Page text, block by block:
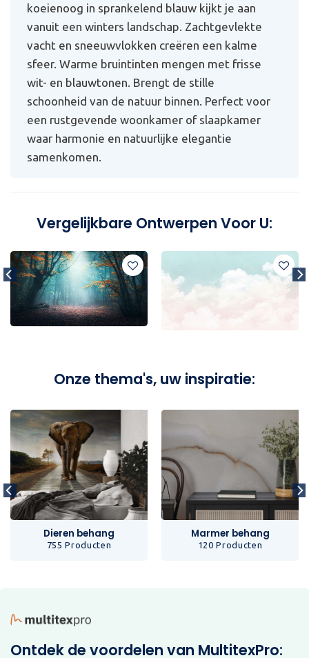
koeienoog in sprankelend blauw kijkt je aan
vanuit een winters landschap. Zachtgevlekte
vacht en sneeuwvlokken creëren een kalme
sfeer. Warme bruintinten mengen met frisse
wit- en blauwtonen. Brengt de stille
schoonheid van de natuur binnen. Perfect voor
een rustgevende woonkamer of slaapkamer
waar harmonie en natuurlijke elegantie
samenkomen.
Vergelijkbare Ontwerpen Voor U:
Onze thema's, uw inspiratie:
Dieren behang
755 Producten
Marmer behang
120 Producten
Ontdek de voordelen van MultitexPro: